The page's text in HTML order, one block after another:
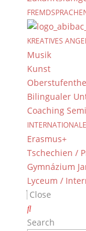
KREATIVES
Musik
Kunst
Bilingualer
Coaching
Erasmus+
Tschechien /
Gymnázium
Lyceum /
Close
Search
Newsarchiv
Newsarchiv
Das DG
96052 Bamberg
Tel.: +49 (0)